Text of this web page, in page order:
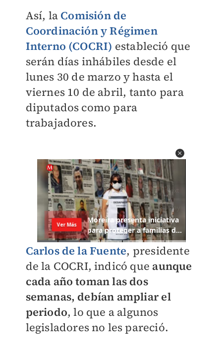
Así, la Comisión de
Coordinación y Régimen
Interno (COCRI) estableció que
serán días inhábiles desde el
lunes 30 de marzo y hasta el
viernes 10 de abril, tanto para
diputados como para
trabajadores.
Carlos de la Fuente, presidente
de la COCRI, indicó que aunque
cada año toman las dos
semanas, debían ampliar el
periodo, lo que a algunos
legisladores no les pareció.